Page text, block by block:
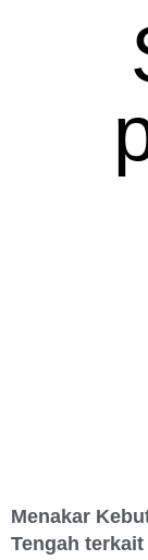
Menakar
Tengah